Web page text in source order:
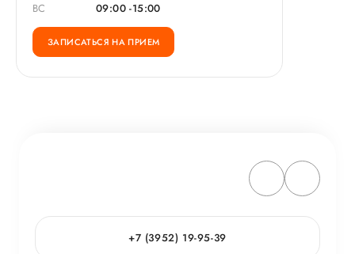
ВС
09:00 -15:00
ЗАПИСАТЬСЯ НА ПРИЕМ
+7 (3952) 19-95-39